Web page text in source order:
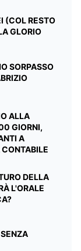
(COL RESTO
GLORIO
SORPASSO
ALLA
GIORNI,
A
DELLA
L'ORALE